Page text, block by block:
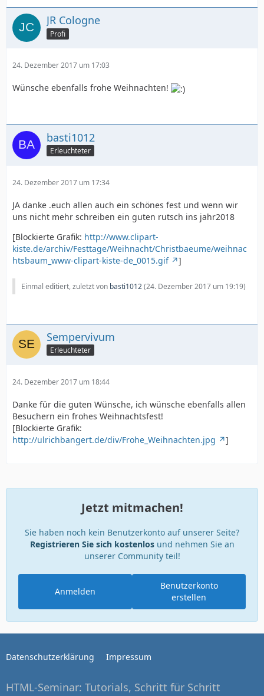
JR Cologne
Profi
24. Dezember 2017 um 17:03
Wünsche ebenfalls frohe Weihnachten!
basti1012
Erleuchteter
24. Dezember 2017 um 17:34
JA danke .euch allen auch ein schönes fest und wenn wir
uns nicht mehr schreiben ein guten rutsch ins jahr2018
[Blockierte Grafik: http://www.clipart-
kiste.de/archiv/Festtage/Weihnacht/Christbaeume/weihnac
htsbaum_www-clipart-kiste-de_0015.gif
]
Einmal editiert, zuletzt von basti1012(24. Dezember 2017 um 19:19)
Sempervivum
Erleuchteter
24. Dezember 2017 um 18:44
Danke für die guten Wünsche, ich wünsche ebenfalls allen
Besuchern ein frohes Weihnachtsfest!
[Blockierte Grafik:
http://ulrichbangert.de/div/Frohe_Weihnachten.jpg
]
Jetzt mitmachen!
Sie haben noch kein Benutzerkonto auf unserer Seite?
Registrieren Sie sich kostenlosund nehmen Sie an
unserer Community teil!
Benutzerkonto
erstellen
Anmelden
Datenschutzerklärung Impressum
HTML-Seminar: Tutorials, Schritt für Schritt